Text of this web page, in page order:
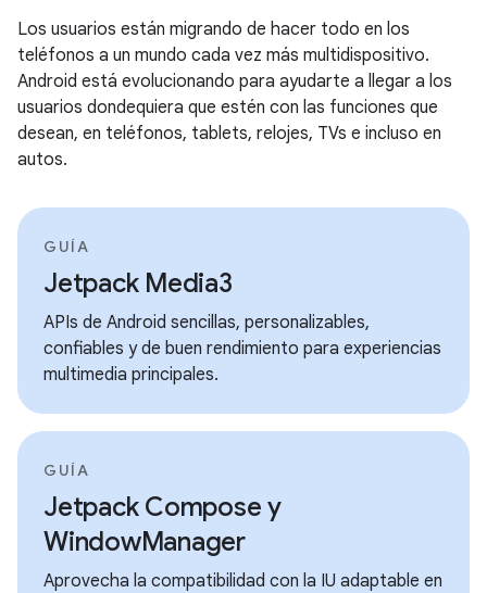
Los usuarios están migrando de hacer todo en los
teléfonos a un mundo cada vez más multidispositivo.
Android está evolucionando para ayudarte a llegar a los
usuarios dondequiera que estén con las funciones que
desean, en teléfonos, tablets, relojes, TVs e incluso en
autos.
GUÍA
Jetpack Media3
APIs de Android sencillas, personalizables,
confiables y de buen rendimiento para experiencias
multimedia principales.
GUÍA
Jetpack Compose y
WindowManager
Aprovecha la compatibilidad con la IU adaptable en